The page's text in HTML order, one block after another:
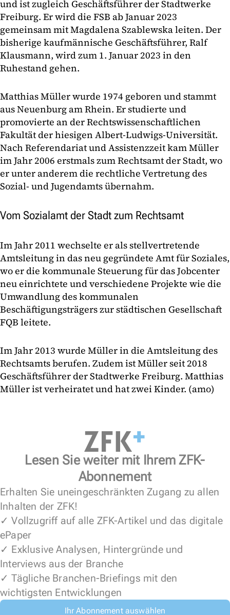
und ist zugleich Geschäftsführer der Stadtwerke
Freiburg. Er wird die FSB ab Januar 2023
gemeinsam mit Magdalena Szablewska leiten. Der
bisherige kaufmännische Geschäftsführer, Ralf
Klausmann, wird zum 1. Januar 2023 in den
Ruhestand gehen.
Matthias Müller wurde 1974 geboren und stammt
aus Neuenburg am Rhein. Er studierte und
promovierte an der Rechtswissenschaftlichen
Fakultät der hiesigen Albert-Ludwigs-Universität.
Nach Referendariat und Assistenzzeit kam Müller
im Jahr 2006 erstmals zum Rechtsamt der Stadt, wo
er unter anderem die rechtliche Vertretung des
Sozial- und Jugendamts übernahm.
Vom Sozialamt der Stadt zum Rechtsamt
Im Jahr 2011 wechselte er als stellvertretende
Amtsleitung in das neu gegründete Amt für Soziales,
wo er die kommunale Steuerung für das Jobcenter
neu einrichtete und verschiedene Projekte wie die
Umwandlung des kommunalen
Beschäftigungsträgers zur städtischen Gesellschaft
FQB leitete.
Im Jahr 2013 wurde Müller in die Amtsleitung des
Rechtsamts berufen. Zudem ist Müller seit 2018
Geschäftsführer der Stadtwerke Freiburg. Matthias
Müller ist verheiratet und hat zwei Kinder. (amo)
Lesen Sie weiter mit Ihrem ZFK-
Abonnement
Erhalten Sie uneingeschränkten Zugang zu allen
Inhalten der ZFK!
✓ Vollzugriff auf alle ZFK-Artikel und das digitale
ePaper
✓ Exklusive Analysen, Hintergründe und
Interviews aus der Branche
✓ Tägliche Branchen-Briefings mit den
wichtigsten Entwicklungen
Ihr Abonnement auswählen